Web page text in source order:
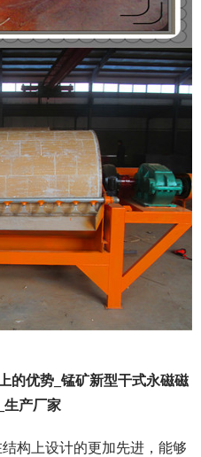
的优势_锰矿新型干式永磁磁
生产厂家
构上设计的更加先进，能够